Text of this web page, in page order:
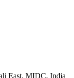
East, MIDC, India